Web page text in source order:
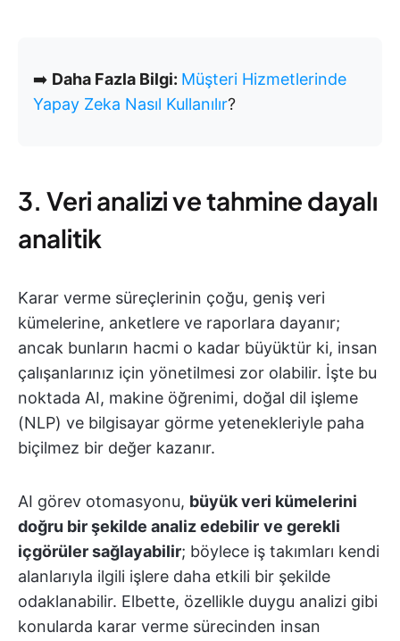
➡️ Daha Fazla Bilgi: Müşteri Hizmetlerinde
Yapay Zeka Nasıl Kullanılır?
3. Veri analizi ve tahmine dayalı
analitik
Karar verme süreçlerinin çoğu, geniş veri
kümelerine, anketlere ve raporlara dayanır;
ancak bunların hacmi o kadar büyüktür ki, insan
çalışanlarınız için yönetilmesi zor olabilir. İşte bu
noktada AI, makine öğrenimi, doğal dil işleme
(NLP) ve bilgisayar görme yetenekleriyle paha
biçilmez bir değer kazanır.
AI görev otomasyonu, büyük veri kümelerini
doğru bir şekilde analiz edebilir ve gerekli
içgörüler sağlayabilir; böylece iş takımları kendi
alanlarıyla ilgili işlere daha etkili bir şekilde
odaklanabilir. Elbette, özellikle duygu analizi gibi
konularda karar verme sürecinden insan